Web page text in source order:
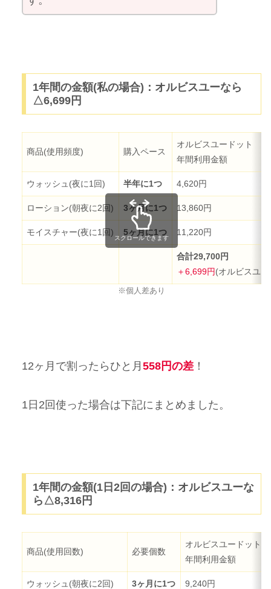
1年間の金額(私の場合)：オルビスユーなら
△6,699円
商品(使用頻度) 購入ペース
オルビスユードット
年間利用金額
ウォッシュ(夜に1回) 半年に1つ 4,620円
ローション(朝夜に2回) 3ヶ月に1つ 13,860円
モイスチャー(夜に1回) 5ヶ月に1つ 11,220円
合計29,700円
＋6,699円(オルビスユ
スクロールできます
※個人差あり
12ヶ月で割ったらひと月 558円の差 ！
1日2回使った場合は下記にまとめました。
1年間の金額(1日2回の場合)：オルビスユーな
ら△8,316円
商品(使用回数) 必要個数
オルビスユードット
年間利用金額
ウォッシュ(朝夜に2回) 3ヶ月に1つ 9,240円